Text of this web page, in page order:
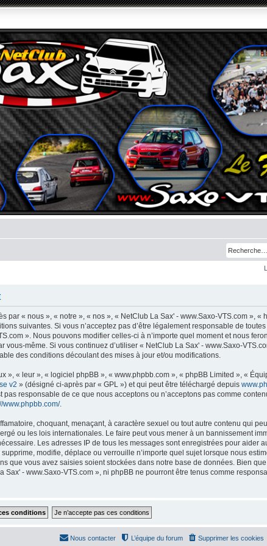
par « nous », « notre », « nos », « NetClub La Sax' - www.Saxo-VTS.com », «
suivantes. Si vous n’acceptez pas d’être légalement responsable de
». Nous pouvons modifier celles-ci à n’importe quel moment et nous
même. Si vous continuez d’utiliser « NetClub La Sax' - www.Saxo-
des conditions découlant des mises à jour et/ou modifications.
», « leur », « logiciel phpBB », « www.phpbb.com », « phpBB Limited », «
v2 » (désigné ci-après par « GPL ») et qui peut être téléchargé depuis
responsable de ce que nous acceptons ou n’acceptons pas comme
www.phpbb.com/.
choquant, menaçant, à caractère sexuel ou tout autre contenu qui
ou les lois internationales. Le faire peut vous mener à un bannissement
Les adresses IP de tous les messages sont enregistrées pour aider
modifie, déplace ou verrouille n’importe quel sujet lorsque nous
que vous avez saisies soient stockées dans notre base de données. Bien
- www.Saxo-VTS.com », ni phpBB ne pourront être tenus comme
Supprimer les cookies
L’équipe du forum
Nous contacter